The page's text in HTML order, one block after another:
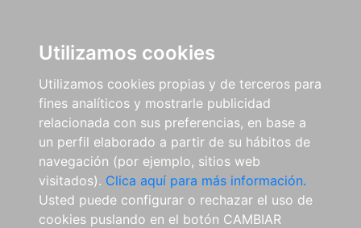
Utilizamos cookies
Utilizamos cookies propias y de terceros para
fines analíticos y mostrarle publicidad
relacionada con sus preferencias, en base a
un perfil elaborado a partir de su hábitos de
navegación (por ejemplo, sitios web
visitados). Clica aquí para más información.
Usted puede configurar o rechazar el uso de
cookies puslando en el botón CAMBIAR